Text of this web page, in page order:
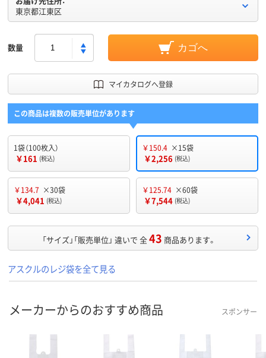
東京都江東区
数量 カゴへ
マイカタログへ登録
この商品は複数の販売単位があります
1袋（100枚入）
￥161 (税込)
￥150.4 ×15袋
￥2,256 (税込)
￥134.7 ×30袋
￥4,041 (税込)
￥125.74 ×60袋
￥7,544 (税込)
「サイズ」「販売単位」 違いで 全43 商品あります。
アスクルのレジ袋を全て見る
メーカーからのおすすめ商品 スポンサー